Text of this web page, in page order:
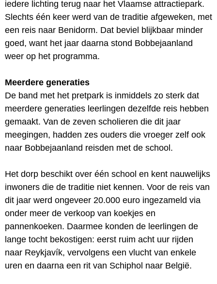
iedere lichting terug naar het Vlaamse attractiepark.
Slechts één keer werd van de traditie afgeweken, met
een reis naar Benidorm. Dat beviel blijkbaar minder
goed, want het jaar daarna stond Bobbejaanland
weer op het programma.
Meerdere generaties
De band met het pretpark is inmiddels zo sterk dat
meerdere generaties leerlingen dezelfde reis hebben
gemaakt. Van de zeven scholieren die dit jaar
meegingen, hadden zes ouders die vroeger zelf ook
naar Bobbejaanland reisden met de school.
Het dorp beschikt over één school en kent nauwelijks
inwoners die de traditie niet kennen. Voor de reis van
dit jaar werd ongeveer 20.000 euro ingezameld via
onder meer de verkoop van koekjes en
pannenkoeken. Daarmee konden de leerlingen de
lange tocht bekostigen: eerst ruim acht uur rijden
naar Reykjavík, vervolgens een vlucht van enkele
uren en daarna een rit van Schiphol naar België.